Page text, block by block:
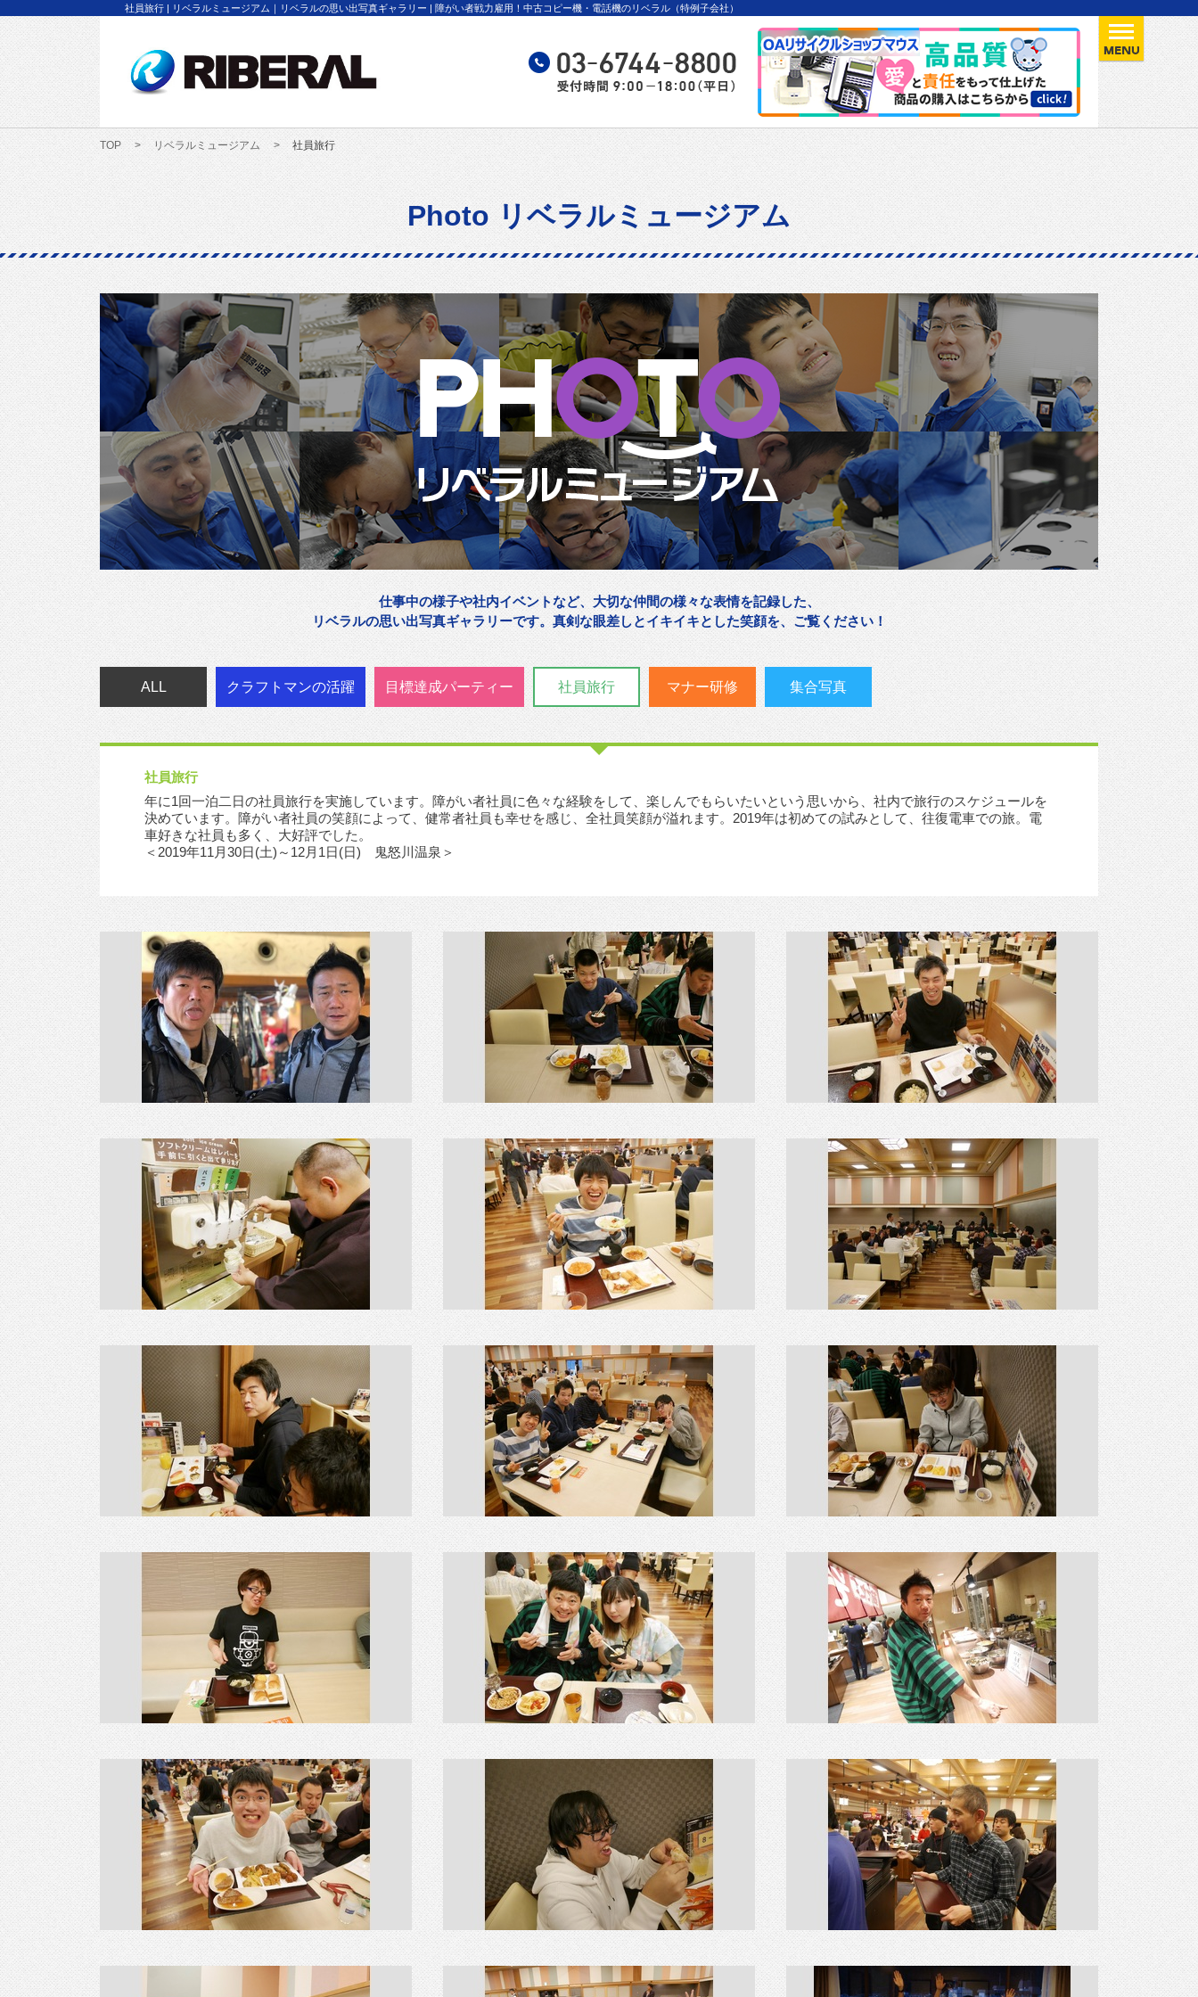
社員旅行 | リベラルミュージアム｜リベラルの思い出写真ギャラリー | 障がい者戦力雇用！中古コピー機・電話機のリベラル（特例子会社）
TOP リベラルミュージアム 社員旅行
Photo リベラルミュージアム
仕事中の様子や社内イベントなど、大切な仲間の様々な表情を記録した、
リベラルの思い出写真ギャラリーです。真剣な眼差しとイキイキとした笑顔を、ご覧ください！
ALL クラフトマンの活躍 目標達成パーティー 社員旅行 マナー研修 集合写真
社員旅行
年に1回一泊二日の社員旅行を実施しています。障がい者社員に色々な経験をして、楽しんでもらいたいという思いから、社内で旅行のスケジュールを
決めています。障がい者社員の笑顔によって、健常者社員も幸せを感じ、全社員笑顔が溢れます。2019年は初めての試みとして、往復電車での旅。電
車好きな社員も多く、大好評でした。
＜2019年11月30日(土)～12月1日(日) 鬼怒川温泉＞